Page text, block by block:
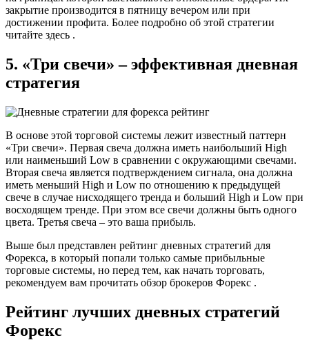
закрытие производится в пятницу вечером или при
достижении профита. Более подробно об этой стратегии
читайте здесь .
5. «Три свечи» – эффективная дневная
стратегия
В основе этой торговой системы лежит известный паттерн
«Три свечи». Первая свеча должна иметь наибольший High
или наименьший Low в сравнении с окружающими свечами.
Вторая свеча является подтверждением сигнала, она должна
иметь меньший High и Low по отношению к предыдущей
свече в случае нисходящего тренда и больший High и Low при
восходящем тренде. При этом все свечи должны быть одного
цвета. Третья свеча – это ваша прибыль.
Выше был представлен рейтинг дневных стратегий для
Форекса, в который попали только самые прибыльные
торговые системы, но перед тем, как начать торговать,
рекомендуем вам прочитать обзор брокеров Форекс .
Рейтинг лучших дневных стратегий
Форекc